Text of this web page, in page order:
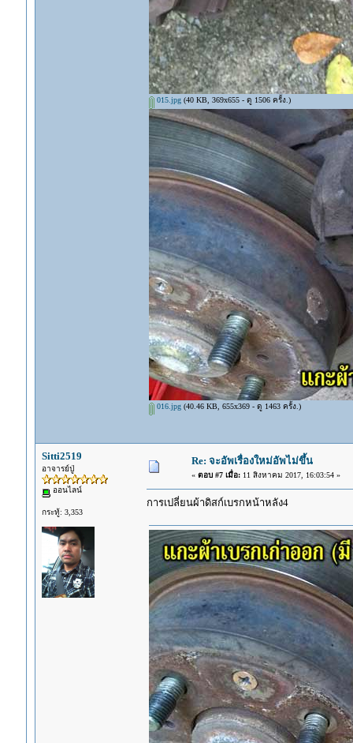
015.jpg(40 KB, 369x655 - ดู 1506 ครั้ง.)
016.jpg(40.46 KB, 655x369 - ดู 1463 ครั้ง.)
Sitti2519
อาจารย์ปู่
ออนไลน์
กระทู้: 3,353
Re: จะอัพเรื่องใหม่อัพไม่ขึ้น
« ตอบ #7 เมื่อ:11 สิงหาคม 2017, 16:03:54 »
การเปลี่ยนผ้าดิสก์เบรกหน้าหลัง4